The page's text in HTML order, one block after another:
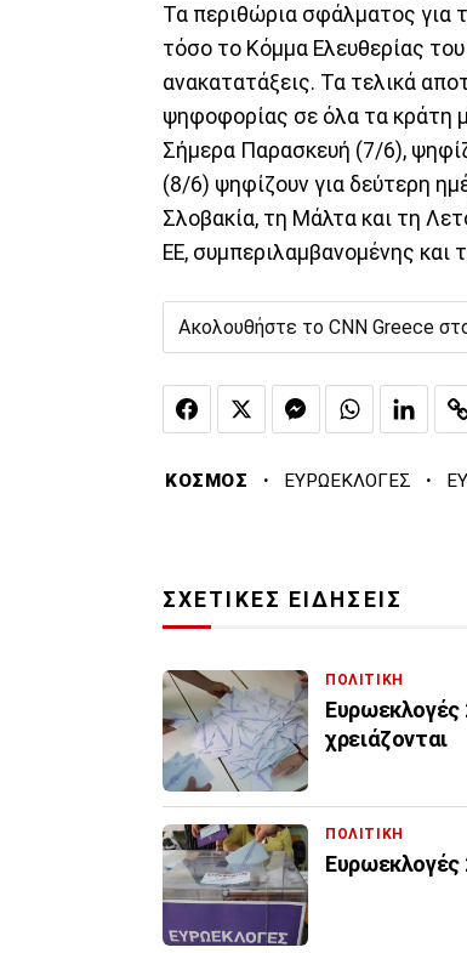
Τα περιθώρια σφάλματος για
τόσο το Κόμμα Ελευθερίας
ανακατατάξεις. Τα τελικά
ψηφοφορίας σε όλα τα κράτη
Σήμερα Παρασκευή (7/6),
(8/6) ψηφίζουν για δεύτερη
Σλοβακία, τη Μάλτα και τη
ΕΕ, συμπεριλαμβανομένης και
Ακολουθήστε το CNN Greece
ΚΟΣΜΟΣ · ΕΥΡΩΕΚΛΟΓΕΣ ·
ΣΧΕΤΙΚΕΣ ΕΙΔΗΣΕΙΣ
ΠΟΛΙΤΙΚΗ
Ευρωεκλογές
χρειάζονται
ΠΟΛΙΤΙΚΗ
Ευρωεκλογές